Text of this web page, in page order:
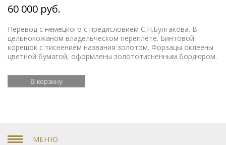
60 000 руб.
Перевод с немецкого с предисловием С.Н.Булгакова. В
цельнокожаном владельческом переплете. Бинтовой
корешок с тиснением названия золотом. Форзацы оклеены
цветной бумагой, оформлены золототисненным бордюром.
В корзину